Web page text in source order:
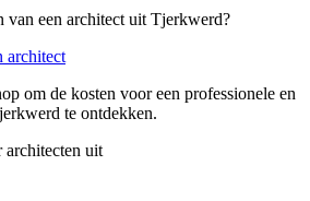
van een architect uit Tjerkwerd?
architect
om de kosten voor een professionele en
te ontdekken.
architecten uit